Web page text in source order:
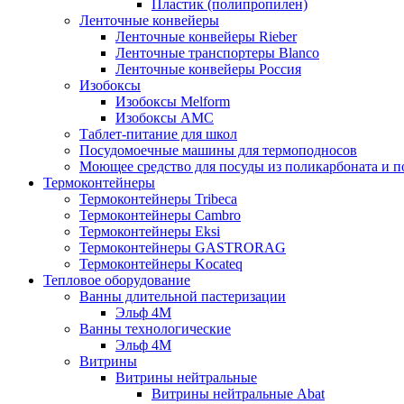
Пластик (полипропилен)
Ленточные конвейеры
Ленточные конвейеры Rieber
Ленточные транспортеры Blanco
Ленточные конвейеры Россия
Изобоксы
Изобоксы Melform
Изобоксы AMC
Таблет-питание для школ
Посудомоечные машины для термоподносов
Моющее средство для посуды из поликарбоната и
Термоконтейнеры
Термоконтейнеры Tribeca
Термоконтейнеры Cambro
Термоконтейнеры Eksi
Термоконтейнеры GASTRORAG
Термоконтейнеры Kocateq
Тепловое оборудование
Ванны длительной пастеризации
Эльф 4М
Ванны технологические
Эльф 4М
Витрины
Витрины нейтральные
Витрины нейтральные Abat